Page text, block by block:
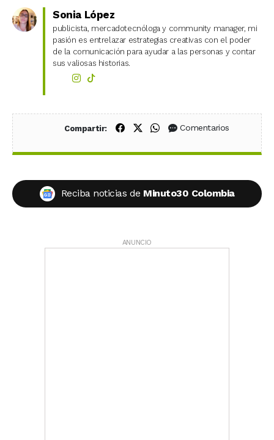
Sonia López
publicista, mercadotecnóloga y community manager, mi
pasión es entrelazar estrategias creativas con el poder
de la comunicación para ayudar a las personas y contar
sus valiosas historias.
Compartir: Compartir en Facebook
Compartir en X (Twitter)
Compartir en WhatsApp
Comentarios
Reciba noticias de Minuto30 Colombia
ANUNCIO